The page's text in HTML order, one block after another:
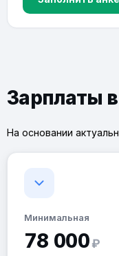
Зарплаты
На основании
Минимальная
78 000 ₽